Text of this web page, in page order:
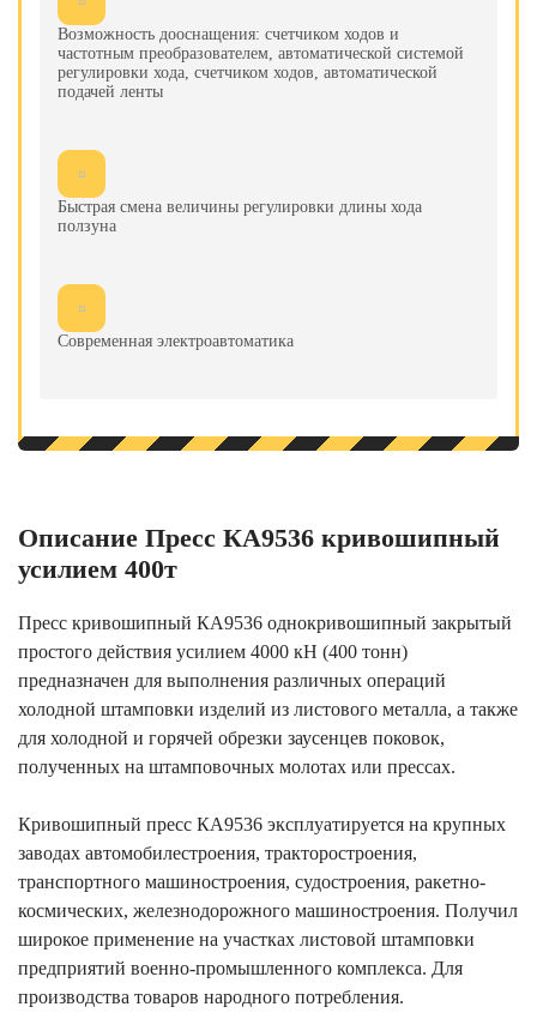
Возможность дооснащения: счетчиком ходов и
частотным преобразователем, автоматической системой
регулировки хода, счетчиком ходов, автоматической
подачей ленты
Быстрая смена величины регулировки длины хода
ползуна
Современная электроавтоматика
Описание Пресс КА9536 кривошипный
усилием 400т
Пресс кривошипный КА9536 однокривошипный закрытый
простого действия усилием 4000 кН (400 тонн)
предназначен для выполнения различных операций
холодной штамповки изделий из листового металла, а также
для холодной и горячей обрезки заусенцев поковок,
полученных на штамповочных молотах или прессах.
Кривошипный пресс КА9536 эксплуатируется на крупных
заводах автомобилестроения, тракторостроения,
транспортного машиностроения, судостроения, ракетно-
космических, железнодорожного машиностроения. Получил
широкое применение на участках листовой штамповки
предприятий военно-промышленного комплекса. Для
производства товаров народного потребления.